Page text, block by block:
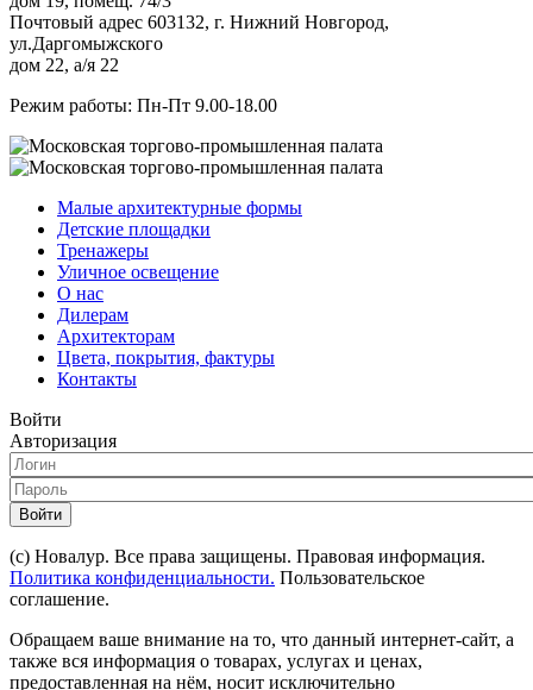
Почтовый адрес 603132, г. Нижний Новгород,
ул.Даргомыжского
дом 22, а/я 22
Режим работы: Пн-Пт 9.00-18.00
Малые архитектурные формы
Детские площадки
Тренажеры
Уличное освещение
О нас
Дилерам
Архитекторам
Цвета, покрытия, фактуры
Контакты
Войти
Авторизация
Войти
(с) Новалур. Все права защищены. Правовая информация.
Политика конфиденциальности. Пользовательское
соглашение.
Обращаем ваше внимание на то, что данный интернет-сайт, а
также вся информация о товарах, услугах и ценах,
предоставленная на нём, носит исключительно